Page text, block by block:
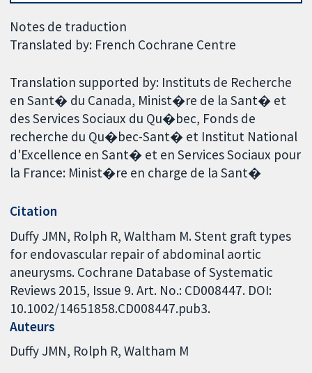
Notes de traduction
Translated by: French Cochrane Centre
Translation supported by: Instituts de Recherche
en Sant� du Canada, Minist�re de la Sant� et
des Services Sociaux du Qu�bec, Fonds de
recherche du Qu�bec-Sant� et Institut National
d'Excellence en Sant� et en Services Sociaux pour
la France: Minist�re en charge de la Sant�
Citation
Duffy JMN, Rolph R, Waltham M. Stent graft types
for endovascular repair of abdominal aortic
aneurysms. Cochrane Database of Systematic
Reviews 2015, Issue 9. Art. No.: CD008447. DOI:
10.1002/14651858.CD008447.pub3.
Auteurs
Duffy JMN Rolph R Waltham M